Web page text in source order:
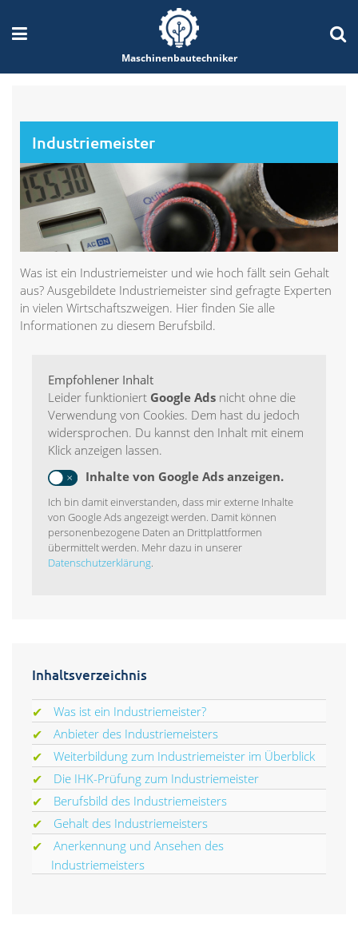
Maschinenbautechniker
Industriemeister
Was ist ein Industriemeister und wie hoch fällt sein Gehalt
aus? Ausgebildete Industriemeister sind gefragte Experten
in vielen Wirtschaftszweigen. Hier finden Sie alle
Informationen zu diesem Berufsbild.
Empfohlener Inhalt
Leider funktioniert Google Ads nicht ohne die
Verwendung von Cookies. Dem hast du jedoch
widersprochen. Du kannst den Inhalt mit einem
Klick anzeigen lassen.
Inhalte von Google Ads anzeigen.
Ich bin damit einverstanden, dass mir externe Inhalte
von Google Ads angezeigt werden. Damit können
personenbezogene Daten an Drittplattformen
übermittelt werden. Mehr dazu in unserer
Datenschutzerklärung.
Inhaltsverzeichnis
Was ist ein Industriemeister?
Anbieter des Industriemeisters
Weiterbildung zum Industriemeister im Überblick
Die IHK-Prüfung zum Industriemeister
Berufsbild des Industriemeisters
Gehalt des Industriemeisters
Anerkennung und Ansehen des
Industriemeisters